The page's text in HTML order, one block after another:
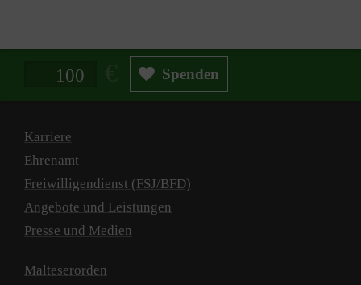
Spendenbetrag in Euro Spenden
Karriere
Ehrenamt
Freiwilligendienst (FSJ/BFD)
Angebote und Leistungen
Presse und Medien
Malteserorden